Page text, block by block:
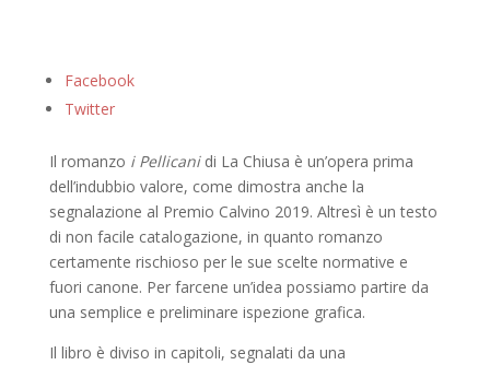
Facebook
Twitter
Il romanzo i Pellicanidi La Chiusa è un’opera prima
dell’indubbio valore, come dimostra anche la
segnalazione al Premio Calvino 2019. Altresì è un testo
di non facile catalogazione, in quanto romanzo
certamente rischioso per le sue scelte normative e
fuori canone. Per farcene un’idea possiamo partire da
una semplice e preliminare ispezione grafica.
Il libro è diviso in capitoli, segnalati da una